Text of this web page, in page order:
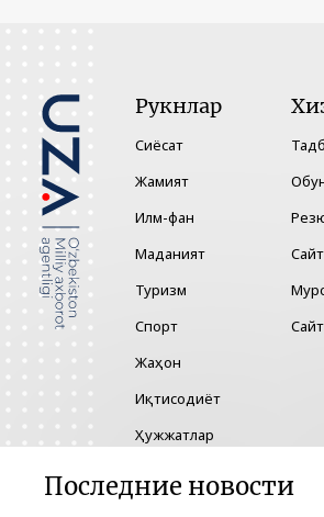
Последние новости
Рукнлар
Сиёсат
Жамият
Илм-фан
Маданият
Туризм
Спорт
Жаҳон
Иқтисодиёт
Ҳужжатлар